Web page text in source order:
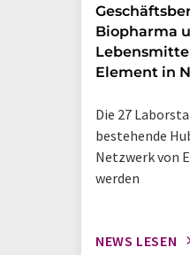
Biopharma
Element in
Die 27
bestehende
Netzwerk von
werden
NEWS LESEN